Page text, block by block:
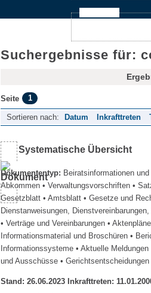
Suchergebnisse für:
Seite 1
Sortieren nach: Datum Inkrafttreten
Systematische Übersicht
Dokumententyp: Beiratsinformationen
Abkommen • Verwaltungsvorschriften •
Gesetzblatt • Amtsblatt • Gesetze und
Dienstanweisungen,
• Verträge und Vereinbarungen • Aktenpläne
Informationsmaterial und Broschüren •
Informationssysteme • Aktuelle
und Ausschüsse • Gerichtsentscheidungen
Stand: 26.06.2023 Inkrafttreten: